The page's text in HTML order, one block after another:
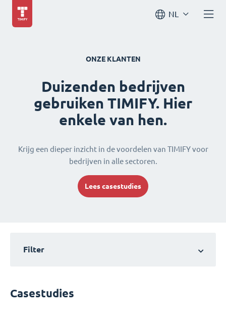
NL
ONZE KLANTEN
Duizenden bedrijven
gebruiken TIMIFY. Hier
enkele van hen.
Krijg een dieper inzicht in de voordelen van TIMIFY voor
bedrijven in alle sectoren.
Lees casestudies
Filter
Casestudies